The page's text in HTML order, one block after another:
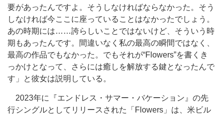
要があったんですよ。そうしなければならなかった。そう
しなければ今ここに座っていることはなかったでしょう。
あの時期には……誇らしいことではないけど、そういう時
期もあったんです。間違いなく私の最高の瞬間ではなく、
最高の作品でもなかった。でもそれが“Flowers”を書くき
っかけとなって、さらには癒しを解放する鍵となったんで
す」と彼女は説明している。
2023年に『エンドレス・サマー・バケーション』の先
行シングルとしてリリースされた「Flowers」は、米ビル